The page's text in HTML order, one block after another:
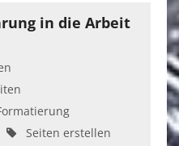
in die Arbeit
Seiten erstellen